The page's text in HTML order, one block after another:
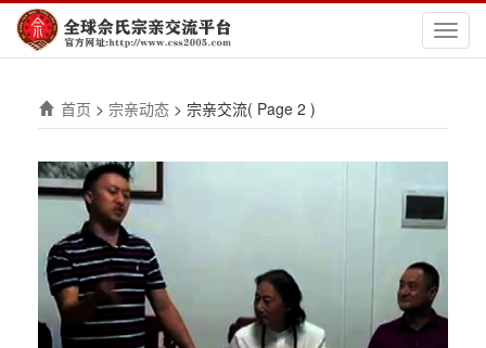
切
换
首页 > 宗亲动态 > 宗亲交流( Page 2 )